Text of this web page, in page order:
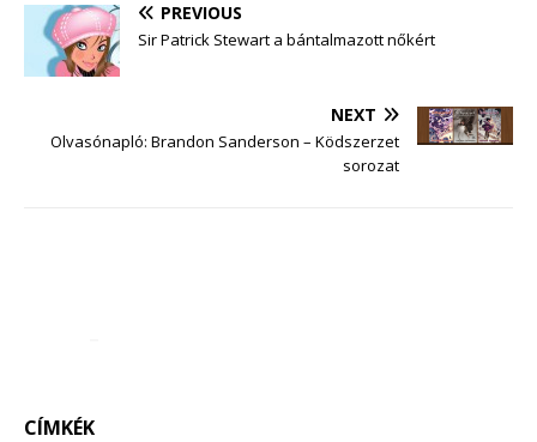
PREVIOUS
Sir Patrick Stewart a bántalmazott nőkért
NEXT
Olvasónapló: Brandon Sanderson – Ködszerzet
sorozat
CÍMKÉK